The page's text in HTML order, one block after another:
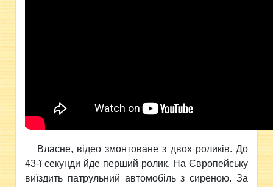
Власне, відео змонтоване з двох роликів. До
43-ї секунди йде перший ролик. На Європейську
виїздить патрульний автомобіль з сиреною. За